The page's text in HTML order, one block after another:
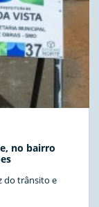
no bairro
do trânsito e